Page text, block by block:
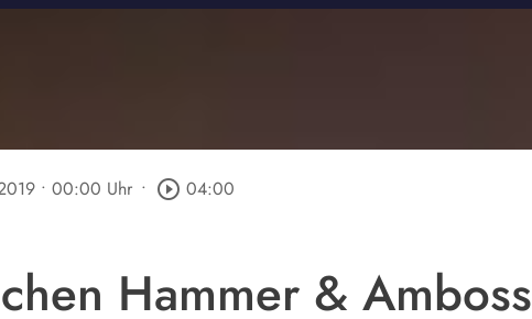
• 00:00 Uhr • play_circle_outline 04:00
Hammer & Amboss